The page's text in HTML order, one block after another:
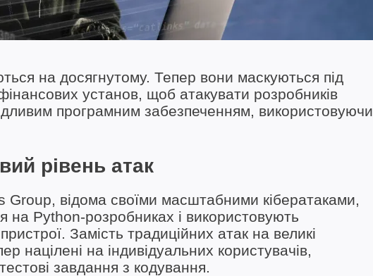
на досягнутому. Тепер вони маскуються під
установ, щоб атакувати розробників
програмним забезпеченням, використовуючи
рівень атак
Group, відома своїми масштабними кібератаками,
на Python-розробниках і використовують
Замість традиційних атак на великі
націлені на індивідуальних користувачів,
завдання з кодування.